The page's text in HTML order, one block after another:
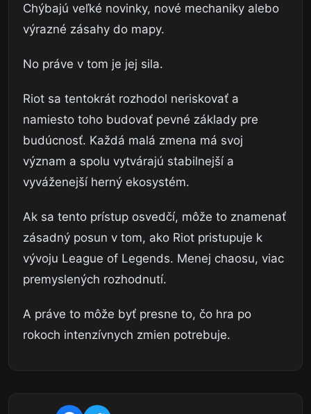
Chýbajú veľké novinky, nové mechaniky alebo
výrazné zásahy do mapy.
No práve v tom je jej sila.
Riot sa tentokrát rozhodol neriskovať a
namiesto toho budovať pevné základy pre
budúcnosť. Každá malá zmena má svoj
význam a spolu vytvárajú stabilnejší a
vyváženejší herný ekosystém.
Ak sa tento prístup osvedčí, môže to znamenať
zásadný posun v tom, ako Riot pristupuje k
vývoju League of Legends. Menej chaosu, viac
premyslených rozhodnutí.
A práve to môže byť presne to, čo hra po
rokoch intenzívnych zmien potrebuje.